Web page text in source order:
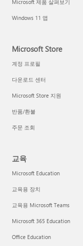
Microsoft 제품 살펴보기
Windows 11 앱
Microsoft Store
계정 프로필
다운로드 센터
Microsoft Store 지원
반품/환불
주문 조회
교육
Microsoft Education
교육용 장치
교육용 Microsoft Teams
Microsoft 365 Education
Office Education